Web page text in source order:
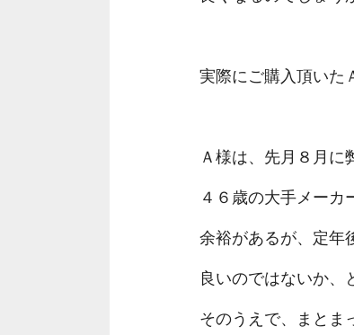
実際にご購入頂いた
Ａ様は、先月８月に
４６歳の大手メーカ
余裕があるが、定年
良いのではないか、
そのうえで、まとま